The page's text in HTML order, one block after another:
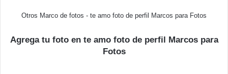
Otros Marco de fotos - te amo foto de perfil Marcos para Fotos
Agrega tu foto en te amo foto de perfil Marcos para
Fotos